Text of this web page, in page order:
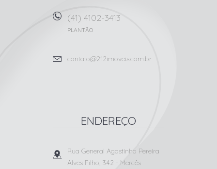
(41) 4102-3413
PLANTÃO
contato@212imoveis.com.br
ENDEREÇO
Rua General Agostinho Pereira
Alves Filho, 342 - Mercês